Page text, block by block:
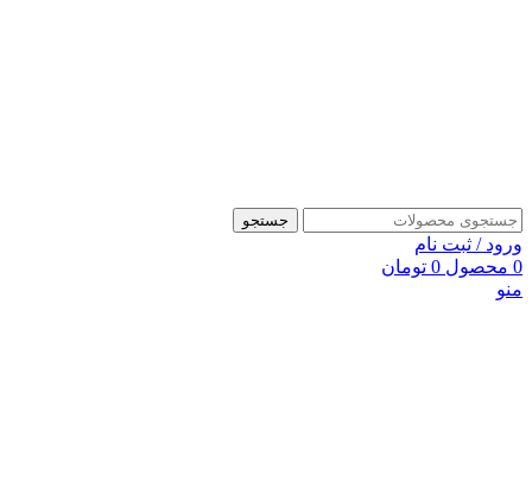
جستجو
ورود / ثبت نام
0 محصول 0 تومان
منو